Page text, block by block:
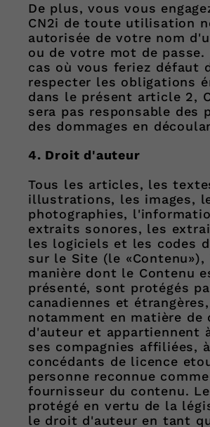
De plus, vous vous
CN2i de toute utilisation
autorisée de votre nom
ou de votre mot de passe.
cas où vous feriez défaut
respecter les obligations
dans le présent article 2,
sera pas responsable des
des dommages en
4. Droit d'auteur
Tous les articles, les
illustrations, les images,
photographies,
extraits sonores, les
les logiciels et les codes
sur le Site (le
manière dont le Contenu
présenté, sont protégés
canadiennes et étrangères,
notamment en matière de
d'auteur et appartiennent
ses compagnies affiliées,
concédants de licence
personne reconnue
fournisseur du contenu.
protégé en vertu de la
le droit d'auteur en tant